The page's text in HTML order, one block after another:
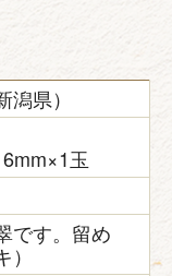
県）
玉
です。留め